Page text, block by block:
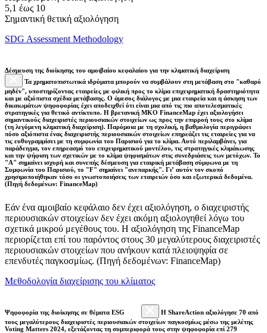
5,1 έως 10
Σημαντική θετική αξιολόγηση
SDG Assessment Methodology
Δέσμευση της διοίκησης του αμοιβαίου κεφαλαίου για την κλιματική διαχείριση
Τα χρηματοπιστωτικά ιδρύματα μπορούν να συμβάλουν στη μετάβαση στο "καθαρό
μηδέν", υποστηρίζοντας εταιρείες με φιλική προς το κλίμα επιχειρηματική δραστηριότητα
και με αξιόπιστα σχέδια μετάβασης. Ο άμεσος διάλογος με μια εταιρεία και η άσκηση των
δικαιωμάτων ψηφοφορίας έχει αποδειχθεί ότι είναι μια από τις πιο αποτελεσματικές
στρατηγικές για θετικό αντίκτυπο. Η βρετανική ΜΚΟ FinanceMap έχει αξιολογήσει
σημαντικούς διαχειριστές περιουσιακών στοιχείων ως προς την επιρροή τους στο κλίμα
(τη λεγόμενη κλιματική διαχείριση). Παρόμοια με τη σχολική, η βαθμολογία περιγράφει
πόσο αξιόπιστα ένας διαχειριστής περιουσιακών στοιχείων επηρεάζει τις εταιρείες για να
τις ευθυγραμμίσει με τη συμφωνία του Παρισιού για το κλίμα. Αυτό περιλαμβάνει, για
παράδειγμα, τον επηρεασμό του επιχειρηματικού μοντέλου, τις στρατηγικές κλιμάκωσης
και την ψήφιση των σχετικών με το κλίμα ψηφισμάτων στις συνεδριάσεις των μετόχων. Το
"Α" σημαίνει ισχυρή και συνεπής δέσμευση για εταιρική μετάβαση σύμφωνα με τη
Συμφωνία του Παρισιού, το "F" σημαίνει "ανεπαρκής". Γι’ αυτόν τον σκοπό
χρησιμοποιήθηκαν τόσο οι γνωστοποιήσεις των εταιρειών όσο και εξωτερικά δεδομένα.
(Πηγή δεδομένων: FinanceMap)
Εάν ένα αμοιβαίο κεφάλαιο δεν έχει αξιολόγηση, ο διαχειριστής
περιουσιακών στοιχείων δεν έχει ακόμη αξιολογηθεί λόγω του
σχετικά μικρού μεγέθους του. Η αξιολόγηση της FinanceMap
περιορίζεται επί του παρόντος στους 30 μεγαλύτερους διαχειριστές
περιουσιακών στοιχείων που ανήκουν κατά πλειοψηφία σε
επενδυτές παγκοσμίως. (Πηγή δεδομένων: FinanceMap)
Μεθοδολογία διαχείρισης του κλίματος
Ψηφοφορία της διοίκησης σε θέματα ESG
Η ShareAction αξιολόγησε 70 από
τους μεγαλύτερους διαχειριστές περιουσιακών στοιχείων παγκοσμίως μέσω της μελέτης
Voting Matters 2024, εξετάζοντας τη συμπεριφορά τους στην ψηφοφορία επί 279